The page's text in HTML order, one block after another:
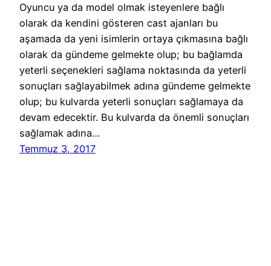
Oyuncu ya da model olmak isteyenlere bağlı
olarak da kendini gösteren cast ajanları bu
aşamada da yeni isimlerin ortaya çıkmasına bağlı
olarak da gündeme gelmekte olup; bu bağlamda
yeterli seçenekleri sağlama noktasında da yeterli
sonuçları sağlayabilmek adına gündeme gelmekte
olup; bu kulvarda yeterli sonuçları sağlamaya da
devam edecektir. Bu kulvarda da önemli sonuçları
sağlamak adına…
Temmuz 3, 2017